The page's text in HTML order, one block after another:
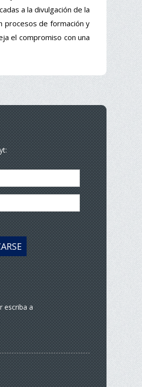
a la divulgación de la
procesos de formación y
el compromiso conuna
escriba a